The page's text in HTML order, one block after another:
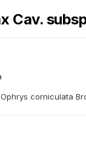
Cav.
corniculata